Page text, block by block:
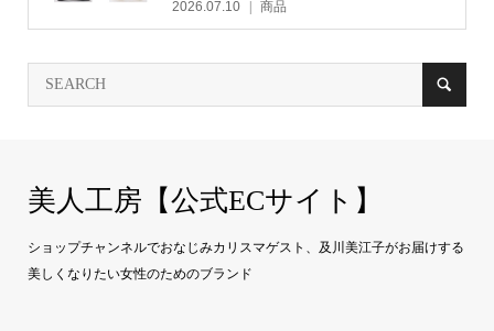
2026.07.10 商品
美人工房【公式ECサイト】
ショップチャンネルでおなじみカリスマゲスト、及川美江子がお届けする
美しくなりたい女性のためのブランド